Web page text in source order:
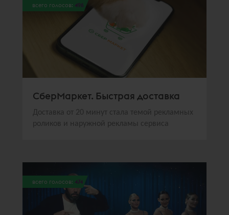
всего голосов: 496
СберМаркет. Быстрая доставка
Доставка от 20 минут стала темой рекламных
роликов и наружной рекламы сервиса
всего голосов: 474